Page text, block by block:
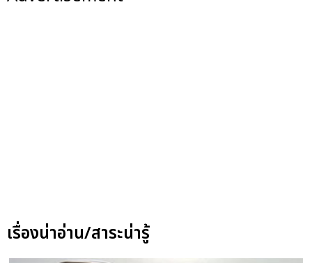
เรื่องน่าอ่าน/สาระน่ารู้